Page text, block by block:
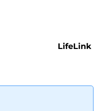
LifeLink